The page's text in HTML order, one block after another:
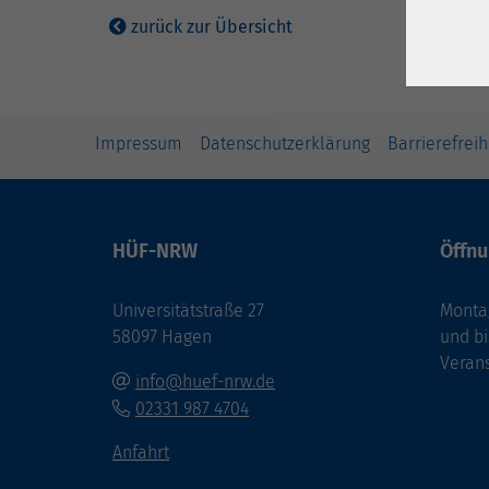
zurück zur Übersicht
Impressum Datenschutzerklärung
HÜF-NRW
Universitätstraße 27
58097 Hagen
info@huef-nrw.de
02331 987 4704
Anfahrt
und